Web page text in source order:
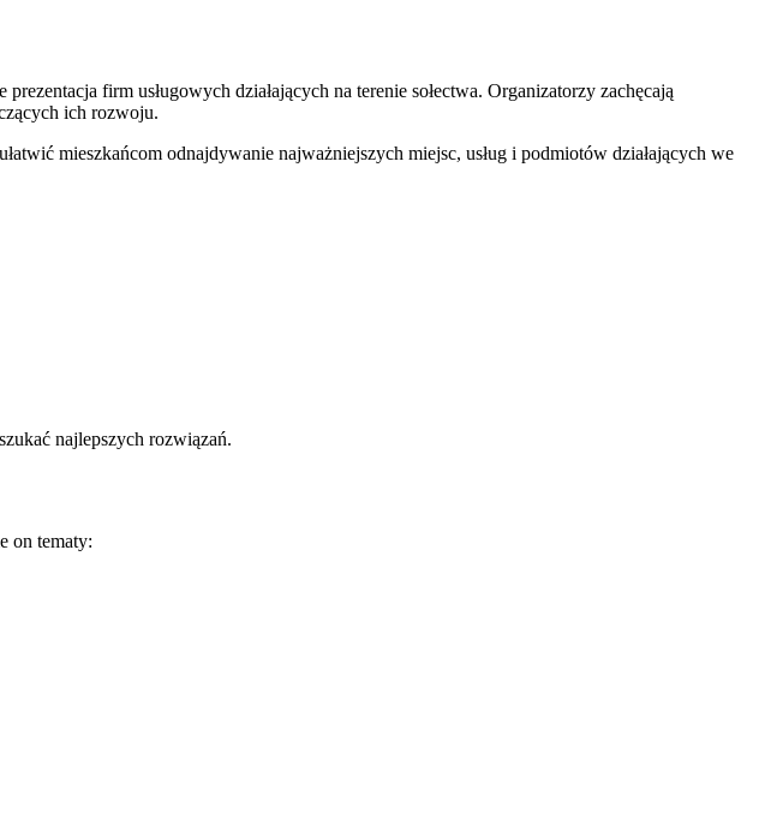
prezentacja firm usługowych działających na terenie sołectwa. Organizatorzy zachęcają
ich rozwoju.
mieszkańcom odnajdywanie najważniejszych miejsc, usług i podmiotów działających we
najlepszych rozwiązań.
on tematy: